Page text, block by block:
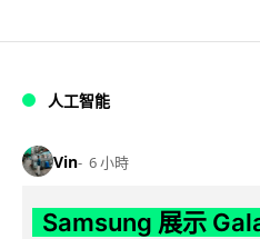
人工智能
Vin 6 小時
Samsung 展示